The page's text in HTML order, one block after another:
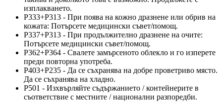
изплакването.
P333+P313 - При поява на кожно дразнене или обрив на
кожата: Потърсете медицински съвет/помощ.
P337+P313 - При продължително дразнене на очите:
Потърсете медицински съвет/помощ.
P362+P364 - Свалете замърсеното облекло и го изперете
преди повторна употреба.
P403+P235 - Да се съхранява на добре проветриво място.
Да се съхранява на хладно.
P501 - Изхвърляйте съдържанието / контейнерите в
съответствие с местните / национални разпоредби.